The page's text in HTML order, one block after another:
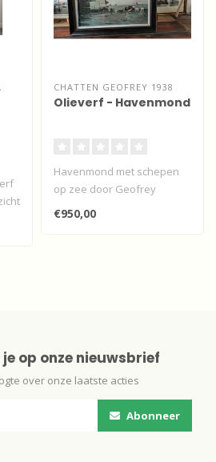
CHATTEN GEOFREY 1938
Olieverf - Havenmond
Havenmond met schepen
op zee door Geofrey
Chatten.
€950,00
op onze nieuwsbrief
over onze laatste acties
Abonneer